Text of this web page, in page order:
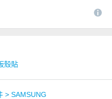
殼貼
> SAMSUNG